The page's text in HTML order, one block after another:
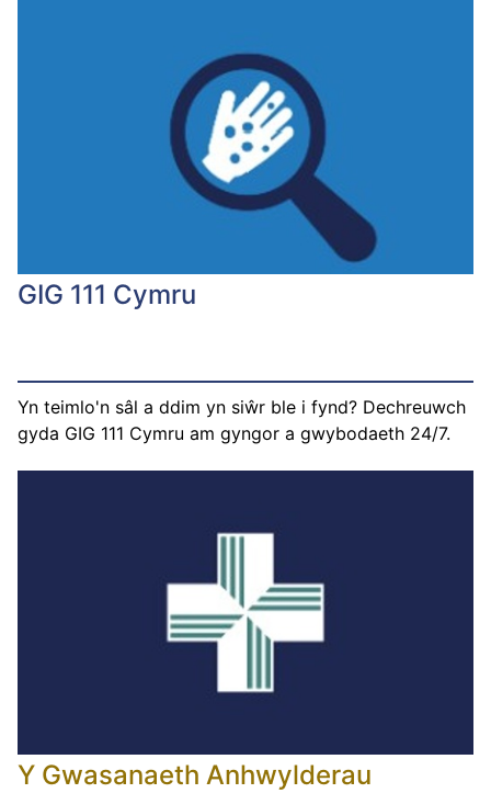
GIG 111 Cymru
Yn teimlo'n sâl a ddim yn siŵr ble i fynd? Dechreuwch
gyda GIG 111 Cymru am gyngor a gwybodaeth 24/7.
Y Gwasanaeth Anhwylderau